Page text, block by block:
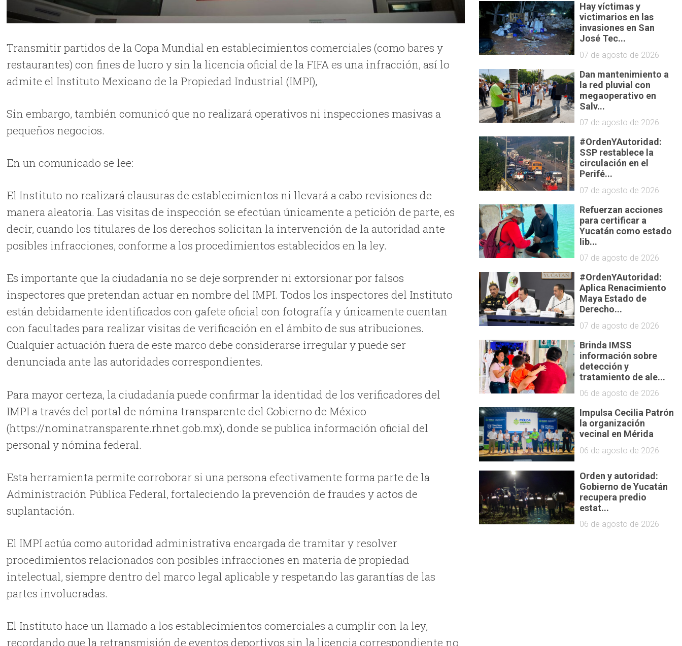
Transmitir partidos de la Copa Mundial en establecimientos comerciales (como bares y
restaurantes) con fines de lucro y sin la licencia oficial de la FIFA es una infracción, así lo
admite el Instituto Mexicano de la Propiedad Industrial (IMPI),
Sin embargo, también comunicó que no realizará operativos ni inspecciones masivas a
pequeños negocios.
En un comunicado se lee:
El Instituto no realizará clausuras de establecimientos ni llevará a cabo revisiones de
manera aleatoria. Las visitas de inspección se efectúan únicamente a petición de parte, es
decir, cuando los titulares de los derechos solicitan la intervención de la autoridad ante
posibles infracciones, conforme a los procedimientos establecidos en la ley.
Es importante que la ciudadanía no se deje sorprender ni extorsionar por falsos
inspectores que pretendan actuar en nombre del IMPI. Todos los inspectores del Instituto
están debidamente identificados con gafete oficial con fotografía y únicamente cuentan
con facultades para realizar visitas de verificación en el ámbito de sus atribuciones.
Cualquier actuación fuera de este marco debe considerarse irregular y puede ser
denunciada ante las autoridades correspondientes.
Para mayor certeza, la ciudadanía puede confirmar la identidad de los verificadores del
IMPI a través del portal de nómina transparente del Gobierno de México
(https://nominatransparente.rhnet.gob.mx), donde se publica información oficial del
personal y nómina federal.
Esta herramienta permite corroborar si una persona efectivamente forma parte de la
Administración Pública Federal, fortaleciendo la prevención de fraudes y actos de
suplantación.
El IMPI actúa como autoridad administrativa encargada de tramitar y resolver
procedimientos relacionados con posibles infracciones en materia de propiedad
intelectual, siempre dentro del marco legal aplicable y respetando las garantías de las
partes involucradas.
El Instituto hace un llamado a los establecimientos comerciales a cumplir con la ley,
recordando que la retransmisión de eventos deportivos sin la licencia correspondiente no
Hay víctimas y
victimarios en las
invasiones en San
José Tec...
07 de agosto de 2026
Dan mantenimiento a
la red pluvial con
megaoperativo en
Salv...
07 de agosto de 2026
#OrdenYAutoridad:
SSP restablece la
circulación en el
Perifé...
07 de agosto de 2026
Refuerzan acciones
para certificar a
Yucatán como estado
lib...
07 de agosto de 2026
#OrdenYAutoridad:
Aplica Renacimiento
Maya Estado de
Derecho...
07 de agosto de 2026
Brinda IMSS
información sobre
detección y
tratamiento de ale...
06 de agosto de 2026
Impulsa Cecilia Patrón
la organización
vecinal en Mérida
06 de agosto de 2026
Orden y autoridad:
Gobierno de Yucatán
recupera predio
estat...
06 de agosto de 2026